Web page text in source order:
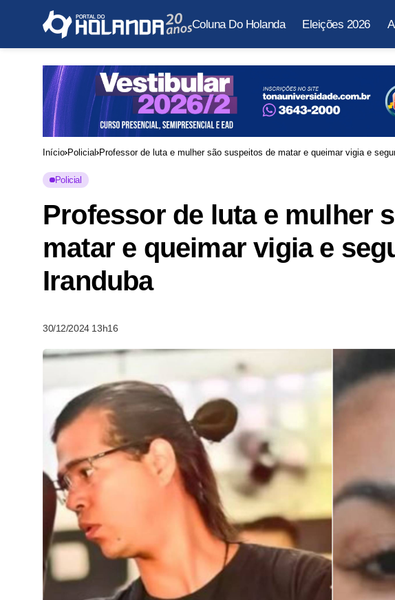
Coluna Do Holanda Eleições 2026
Início Policial Professor de luta e mulher são suspeitos de matar e queimar vigia e
Policial
Professor de luta e mulher
matar e queimar vigia e
Iranduba
30/12/2024 13h16